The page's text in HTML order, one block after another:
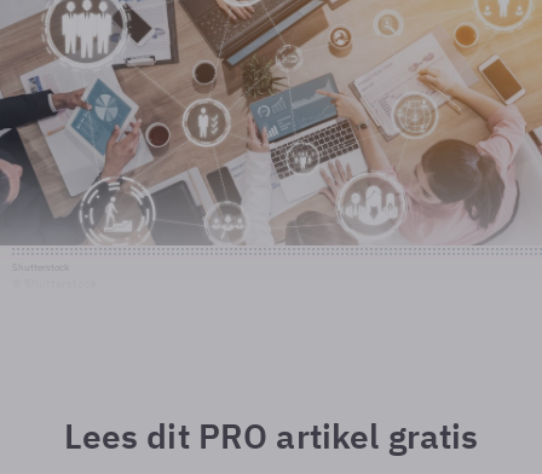
Lees dit PRO artikel gratis